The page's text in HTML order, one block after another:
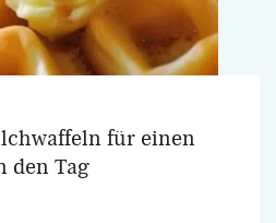
für einen
den Tag